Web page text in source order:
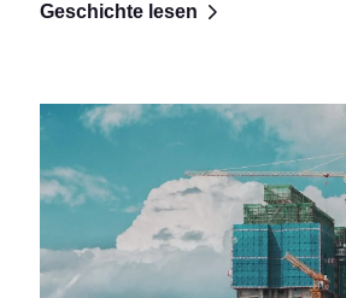
Geschichte lesen